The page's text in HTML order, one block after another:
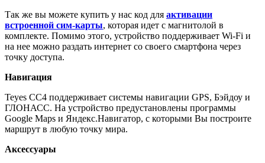
Так же вы можете купить у нас код для активации
встроенной сим-карты, которая идет с магнитолой в
комплекте. Помимо этого, устройство поддерживает Wi-Fi и
на нее можно раздать интернет со своего смартфона через
точку доступа.
Навигация
Teyes CC4 поддерживает системы навигации GPS, Бэйдоу и
ГЛОНАСС. На устройство предустановлены программы
Google Maps и Яндекс.Навигатор, с которыми Вы построите
маршрут в любую точку мира.
Аксессуары